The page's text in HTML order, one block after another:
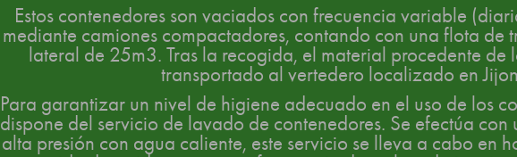
Estos contenedores son vaciados con frecuencia variable
mediante camiones compactadores, contando con una flota de
lateral de 25m3. Tras la recogida, el material procedente de
transportado al vertedero localizado en
Para garantizar un nivel de higiene adecuado en el uso de los
dispone del servicio de lavado de contenedores. Se efectúa
alta presión con agua caliente, este servicio se lleva a cabo en